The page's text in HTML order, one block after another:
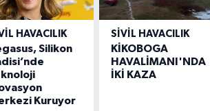
HAVACILIK
Silikon
Kuruyor
SIVIL HAVACILIK
KİKOBOGA
HAVALİMANI'NDA
İKİ KAZA